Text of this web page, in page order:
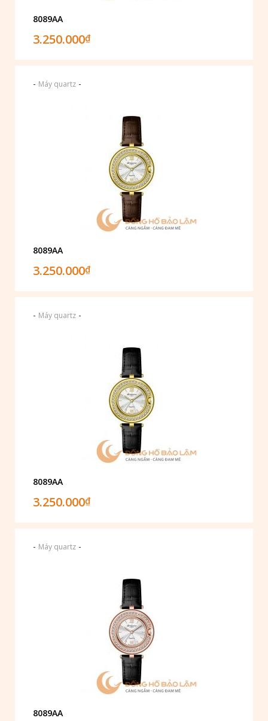
8089AA
3.250.000₫
- Máy quartz -
8089AA
3.250.000₫
- Máy quartz -
8089AA
3.250.000₫
- Máy quartz -
8089AA